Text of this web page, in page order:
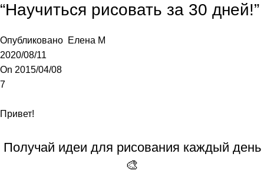
“Научиться рисовать за 30 дней!”
Опубликовано Елена М
2020/08/11
On 2015/04/08
7
Привет!
Получай идеи для рисования каждый день
🎨